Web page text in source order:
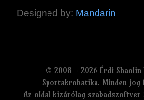
Designed by: Mandarin
© 2008 - 2026 Érdi Shaolin
Sportakrobatika. Minden jog
Az oldal kizárólag szabadszoftver